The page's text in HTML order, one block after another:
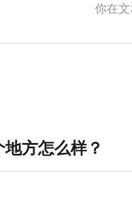
你在
方怎么样？